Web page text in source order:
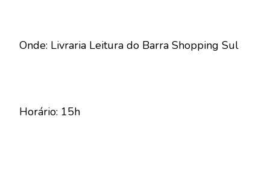
Onde: Livraria Leitura do Barra Shopping Sul
Horário: 15h